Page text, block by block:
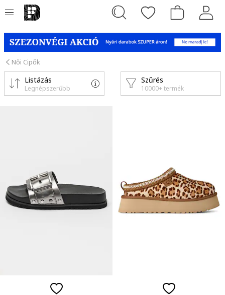
Női Cipők
Szűrés
10000+ termék
Listázás
Legnépszerűbb